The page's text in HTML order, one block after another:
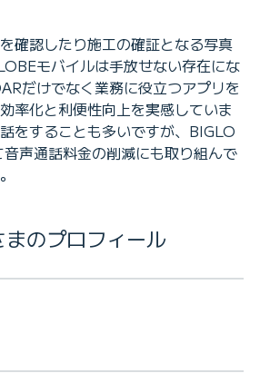
確認したり施工の確証となる写真
モバイルは手放せない存在にな
だけでなく業務に役立つアプリを
率化と利便性向上を実感していま
をすることも多いですが、BIGLO
声通話料金の削減にも取り組んで
まのプロフィール